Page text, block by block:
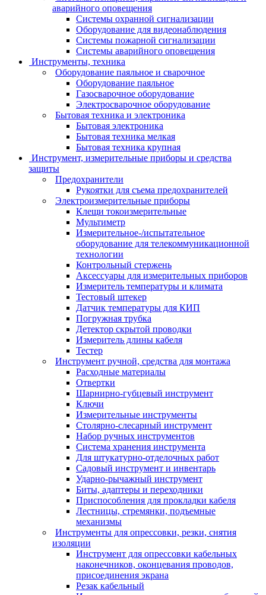
аварийного оповещения
Системы охранной сигнализации
Оборудование для видеонаблюдения
Системы пожарной сигнализации
Системы аварийного оповещения
Инструменты, техника
Оборудование паяльное и сварочное
Оборудование паяльное
Газосварочное оборудование
Электросварочное оборудование
Бытовая техника и электроника
Бытовая электроника
Бытовая техника мелкая
Бытовая техника крупная
Инструмент, измерительные приборы и средства
защиты
Предохранители
Рукоятки для съема предохранителей
Электроизмерительные приборы
Клещи токоизмерительные
Мультиметр
Измерительное-/испытательное
оборудование для телекоммуникационной
технологии
Контрольный стержень
Аксессуары для измерительных приборов
Измеритель температуры и климата
Тестовый штекер
Датчик температуры для КИП
Погружная трубка
Детектор скрытой проводки
Измеритель длины кабеля
Тестер
Инструмент ручной, средства для монтажа
Расходные материалы
Отвертки
Шарнирно-губцевый инструмент
Ключи
Измерительные инструменты
Столярно-слесарный инструмент
Набор ручных инструментов
Система хранения инструмента
Для штукатурно-отделочных работ
Садовый инструмент и инвентарь
Ударно-рычажный инструмент
Биты, адаптеры и переходники
Приспособления для прокладки кабеля
Лестницы, стремянки, подъемные
механизмы
Инструменты для опрессовки, резки, снятия
изоляции
Инструмент для опрессовки кабельных
наконечников, оконцевания проводов,
присоединения экрана
Резак кабельный